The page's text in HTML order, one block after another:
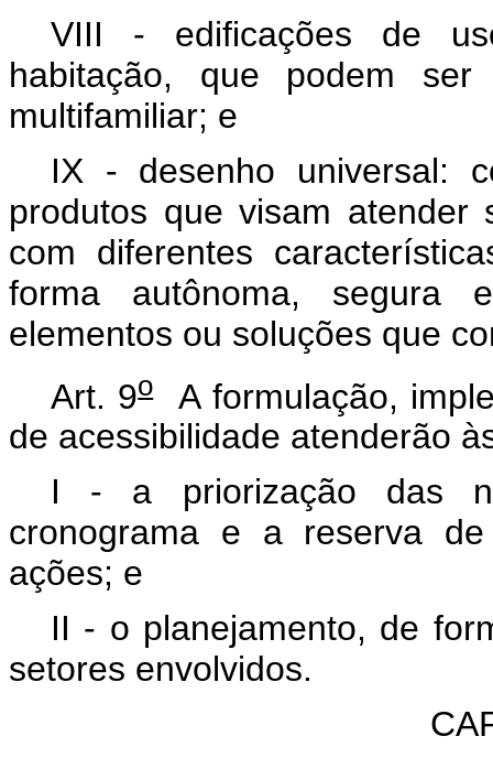
VIII - edificações de
habitação, que podem ser
multifamiliar; e
IX - desenho universal:
produtos que visam atender
com diferentes
forma autônoma, segura
elementos ou soluções que
Art. 9oA formulação,
de acessibilidade atenderão
I - a priorização das
cronograma e a reserva
ações; e
II - o planejamento, de
setores envolvidos.